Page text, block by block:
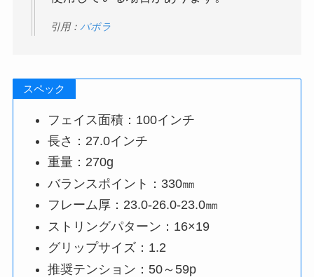
引用： バボラ
スペック
フェイス面積：100インチ
長さ：27.0インチ
重量：270g
バランスポイント：330㎜
フレーム厚：23.0-26.0-23.0㎜
ストリングパターン：16×19
グリップサイズ：1.2
推奨テンション：50～59p